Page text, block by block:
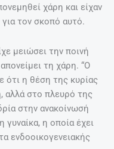
χάρη και είχαν
τον σκοπό αυτό.
μειώσει την ποινή
τη χάρη. “Ο
ότι η θέση της κυρίας
αλλά στο πλευρό της
στην ανακοίνωσή
γυναίκα, η οποία έχει
ενδοοικογενειακής